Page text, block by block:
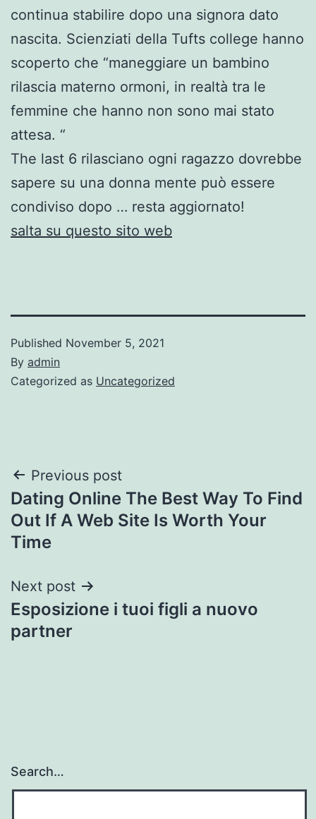
continua stabilire dopo una signora dato
nascita. Scienziati della Tufts college hanno
scoperto che “maneggiare un bambino
rilascia materno ormoni, in realtà tra le
femmine che hanno non sono mai stato
attesa. “
The last 6 rilasciano ogni ragazzo dovrebbe
sapere su una donna mente può essere
condiviso dopo … resta aggiornato!
salta su questo sito web
Published November 5, 2021
By admin
Categorized as Uncategorized
Post
navigation
Previous post
Dating Online The Best Way To Find
Out If A Web Site Is Worth Your
Time
Next post
Esposizione i tuoi figli a nuovo
partner
Search…